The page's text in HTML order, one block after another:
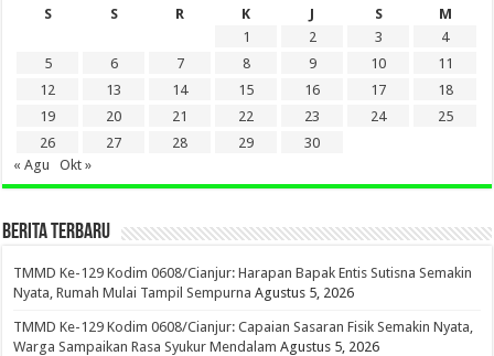
S
S R K J S
M
1
2 3
4
5
6 7 8 9 10
11
12
13 14 15 16 17
18
19
20 21 22 23 24
25
26
27 28 29
30
« Agu
Okt »
BERITA TERBARU
TMMD Ke-129 Kodim 0608/Cianjur: Harapan Bapak Entis Sutisna Semakin
Nyata, Rumah Mulai Tampil Sempurna Agustus 5, 2026
TMMD Ke-129 Kodim 0608/Cianjur: Capaian Sasaran Fisik Semakin Nyata,
Warga Sampaikan Rasa Syukur Mendalam Agustus 5, 2026